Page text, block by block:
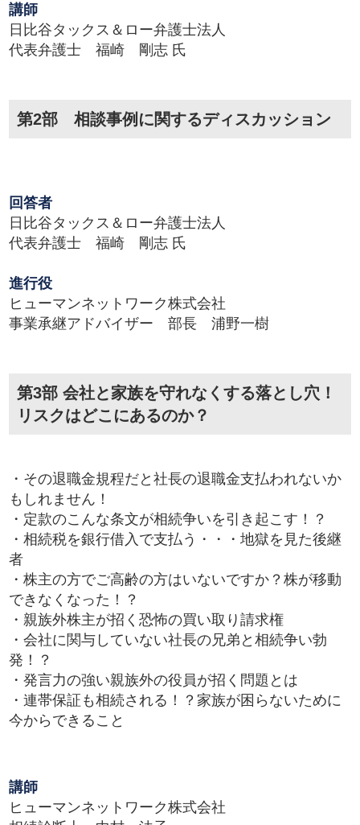
講師
日比谷タックス＆ロー弁護士法人
代表弁護士 福崎 剛志 氏
第2部 相談事例に関するディスカッション
回答者
日比谷タックス＆ロー弁護士法人
代表弁護士 福崎 剛志 氏
進行役
ヒューマンネットワーク株式会社
事業承継アドバイザー 部長 浦野一樹
第3部 会社と家族を守れなくする落とし穴！
リスクはどこにあるのか？
・その退職金規程だと社長の退職金支払われないか
もしれません！
・定款のこんな条文が相続争いを引き起こす！？
・相続税を銀行借入で支払う・・・地獄を見た後継
者
・株主の方でご高齢の方はいないですか？株が移動
できなくなった！？
・親族外株主が招く恐怖の買い取り請求権
・会社に関与していない社長の兄弟と相続争い勃
発！？
・発言力の強い親族外の役員が招く問題とは
・連帯保証も相続される！？家族が困らないために
今からできること
講師
ヒューマンネットワーク株式会社